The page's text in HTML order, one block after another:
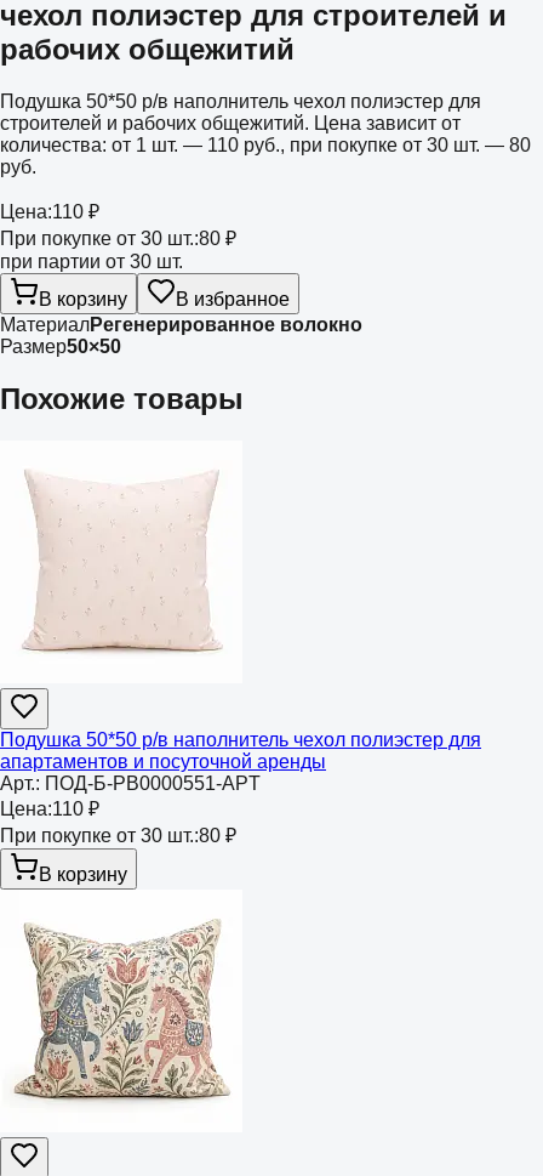
чехол полиэстер для строителей и
рабочих общежитий
Подушка 50*50 р/в наполнитель чехол полиэстер для
строителей и рабочих общежитий. Цена зависит от
количества: от 1 шт. — 110 руб., при покупке от 30 шт. — 80
руб.
Цена:110 ₽
При покупке от 30 шт.:80 ₽
при партии от 30 шт.
В корзину
В избранное
МатериалРегенерированное волокно
Размер50×50
Похожие товары
Подушка 50*50 р/в наполнитель чехол полиэстер для
апартаментов и посуточной аренды
Арт.: ПОД-Б-РВ0000551-APT
Цена:110 ₽
При покупке от 30 шт.:80 ₽
В корзину